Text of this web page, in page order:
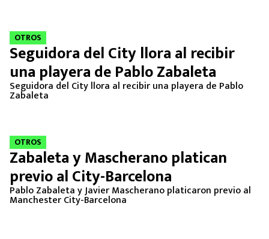
OTROS
Seguidora del City llora al recibir
una playera de Pablo Zabaleta
Seguidora del City llora al recibir una playera de Pablo
Zabaleta
OTROS
Zabaleta y Mascherano platican
previo al City-Barcelona
Pablo Zabaleta y Javier Mascherano platicaron previo al
Manchester City-Barcelona